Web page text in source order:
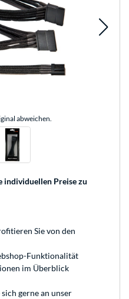
abweichen.
individuellen Preise zu
Sie von den
Funktionalität
im Überblick
gerne an unser